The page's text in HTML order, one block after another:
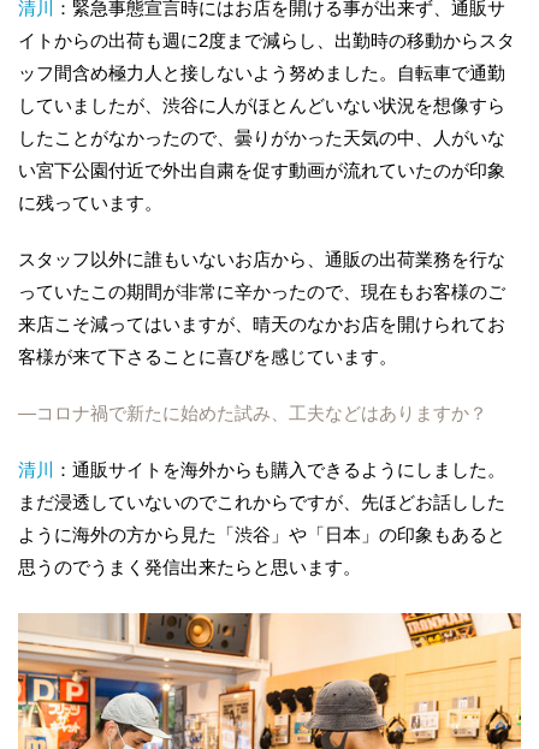
清川
：緊急事態宣言時にはお店を開ける事が出来ず、通販サ
イトからの出荷も週に2度まで減らし、出勤時の移動からスタ
ッフ間含め極力人と接しないよう努めました。自転車で通勤
していましたが、渋谷に人がほとんどいない状況を想像すら
したことがなかったので、曇りがかった天気の中、人がいな
い宮下公園付近で外出自粛を促す動画が流れていたのが印象
に残っています。
スタッフ以外に誰もいないお店から、通販の出荷業務を行な
っていたこの期間が非常に辛かったので、現在もお客様のご
来店こそ減ってはいますが、晴天のなかお店を開けられてお
客様が来て下さることに喜びを感じています。
―コロナ禍で新たに始めた試み、工夫などはありますか？
清川
：通販サイトを海外からも購入できるようにしました。
まだ浸透していないのでこれからですが、先ほどお話しした
ように海外の方から見た「渋谷」や「日本」の印象もあると
思うのでうまく発信出来たらと思います。